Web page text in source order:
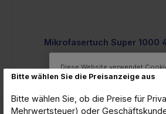
Diese Website verwendet
bestmögliche Erfahrung bieten
Konfigurieren
Bitte wählen Sie die Preisanzeige aus
Bitte wählen Sie, ob die Preise für
Mehrwertsteuer) oder